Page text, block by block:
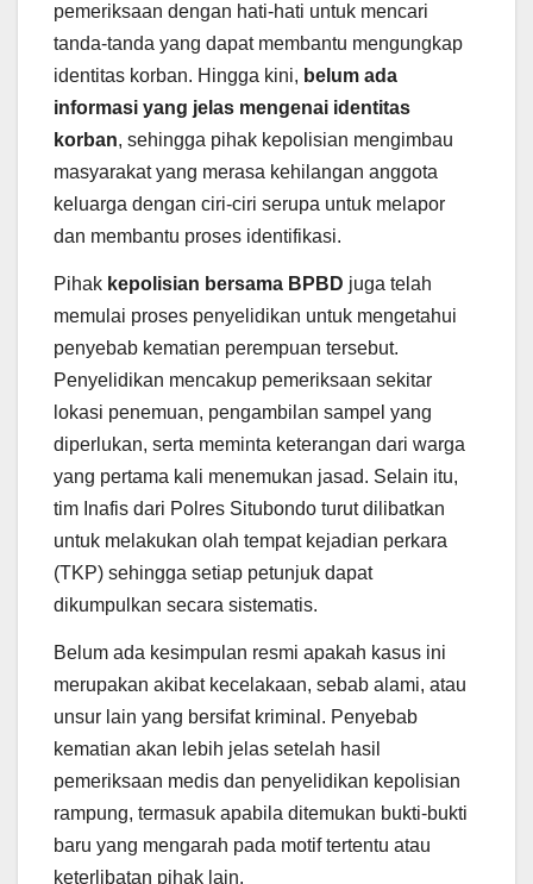
pemeriksaan dengan hati-hati untuk mencari
tanda-tanda yang dapat membantu mengungkap
identitas korban. Hingga kini, belum ada
informasi yang jelas mengenai identitas
korban, sehingga pihak kepolisian mengimbau
masyarakat yang merasa kehilangan anggota
keluarga dengan ciri-ciri serupa untuk melapor
dan membantu proses identifikasi.
Pihak kepolisian bersama BPBD juga telah
memulai proses penyelidikan untuk mengetahui
penyebab kematian perempuan tersebut.
Penyelidikan mencakup pemeriksaan sekitar
lokasi penemuan, pengambilan sampel yang
diperlukan, serta meminta keterangan dari warga
yang pertama kali menemukan jasad. Selain itu,
tim Inafis dari Polres Situbondo turut dilibatkan
untuk melakukan olah tempat kejadian perkara
(TKP) sehingga setiap petunjuk dapat
dikumpulkan secara sistematis.
Belum ada kesimpulan resmi apakah kasus ini
merupakan akibat kecelakaan, sebab alami, atau
unsur lain yang bersifat kriminal. Penyebab
kematian akan lebih jelas setelah hasil
pemeriksaan medis dan penyelidikan kepolisian
rampung, termasuk apabila ditemukan bukti-bukti
baru yang mengarah pada motif tertentu atau
keterlibatan pihak lain.